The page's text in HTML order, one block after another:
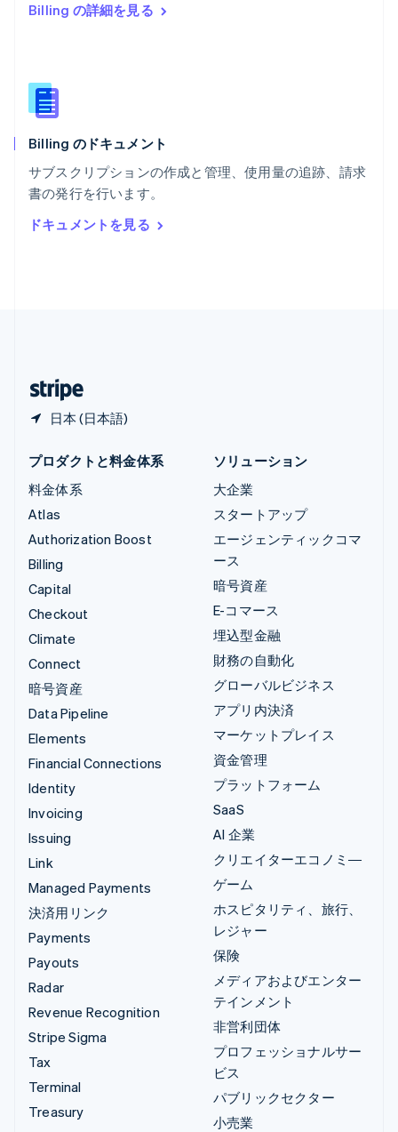
Billing の詳細を見る
Billing のドキュメント
サブスクリプションの作成と管理、使用量の追跡、請求
書の発行を行います。
ドキュメントを見る
日本 (日本語)
English
Español
ラトビア
リトアニア
リヒテンシュタイン
DeutschEnglish
ルーマニア
English
プロダクトと料金体系
料金体系
Atlas
Authorization Boost
Billing
Capital
Checkout
Climate
Connect
暗号資産
Data Pipeline
Elements
Financial Connections
Identity
Invoicing
Issuing
Link
Managed Payments
決済用リンク
Payments
Payouts
Radar
Revenue Recognition
Stripe Sigma
Tax
Terminal
Treasury
ソリューション
大企業
スタートアップ
エージェンティックコマ
ース
暗号資産
E-コマース
埋込型金融
財務の自動化
グローバルビジネス
アプリ内決済
マーケットプレイス
資金管理
プラットフォーム
SaaS
AI 企業
クリエイターエコノミ―
ゲーム
ホスピタリティ、旅行、
レジャー
保険
メディアおよびエンター
テインメント
非営利団体
プロフェッショナルサー
ビス
パブリックセクター
小売業